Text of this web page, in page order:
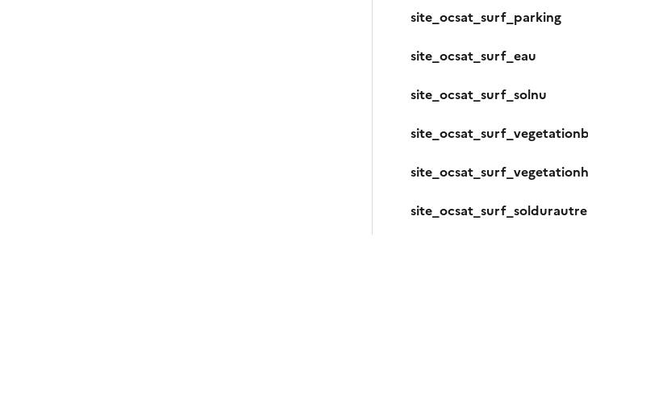
site_ocsat_surf_parking
site_ocsat_surf_eau
site_ocsat_surf_solnu
site_ocsat_surf_vegetationbasse
site_ocsat_surf_vegetationhaute
site_ocsat_surf_soldurautre